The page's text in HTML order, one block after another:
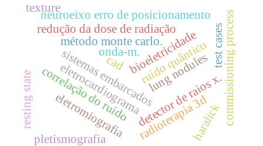
detector de raios x.
bioeletricidade
sistemas embarcados
eletrocardiograma
redução da dose de radiação
ruído quântico
correlação do ruído
eletromiografia
método monte carlo. commissioning process
test cases
radioterapia 3d
onda-m.
neuroeixo erro de posicionamento
lung nodules
cad
haralick
texture
pletismografia
resting state